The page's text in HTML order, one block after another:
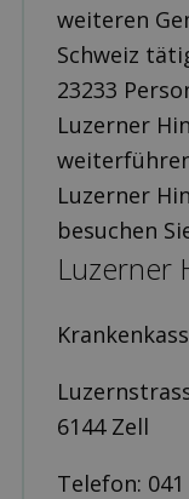
weiteren
Schweiz
23233
Luzerner
Luzerner
besuchen
Luzerner
6144 Zell
Telefon: